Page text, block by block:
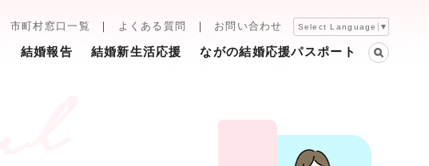
市町村窓口一覧 よくある質問 お問い合わせ Select Language ▼
結婚報告 結婚新生活応援 ながの結婚応援パスポート